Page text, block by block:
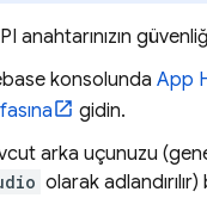
anahtarınızın
konsolunda App
gidin.
arka uçunuzu
olarak